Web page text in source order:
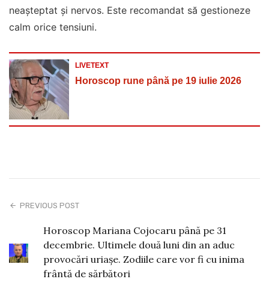
neașteptat și nervos. Este recomandat să gestioneze
calm orice tensiuni.
LIVETEXT
Horoscop rune până pe 19 iulie 2026
PREVIOUS POST
Horoscop Mariana Cojocaru până pe 31
decembrie. Ultimele două luni din an aduc
provocări uriașe. Zodiile care vor fi cu inima
frântă de sărbători